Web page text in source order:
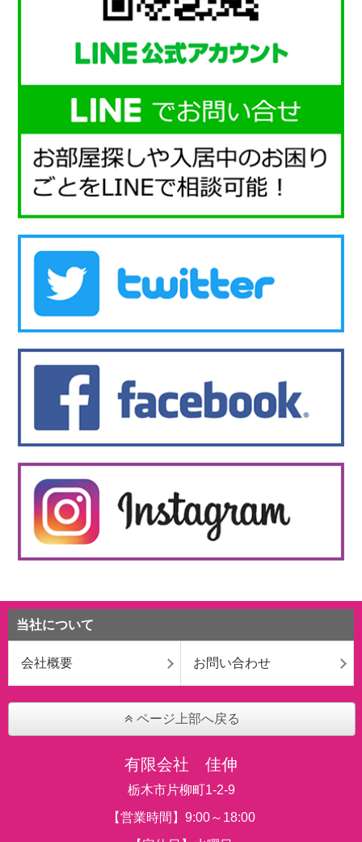
当社について
会社概要 お問い合わせ
ページ上部へ戻る
有限会社 佳伸
栃木市片柳町1-2-9
【営業時間】9:00～18:00